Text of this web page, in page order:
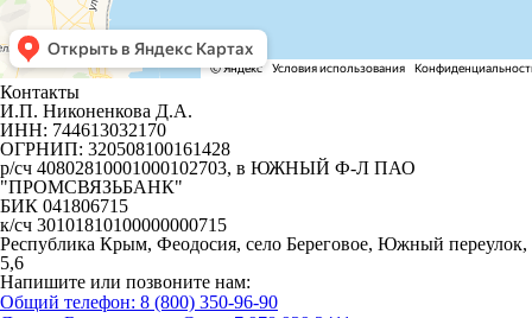
Контакты
И.П. Никоненкова Д.А.
ИНН: 744613032170
ОГРНИП: 320508100161428
р/сч 40802810001000102703, в ЮЖНЫЙ Ф-Л ПАО
"ПРОМСВЯЗЬБАНК"
БИК 041806715
к/сч 30101810100000000715
Республика Крым, Феодосия, село Береговое, Южный переулок,
5,6
Напишите или позвоните нам:
Общий телефон: 8 (800) 350-96-90